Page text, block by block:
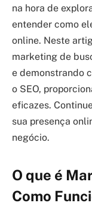
na hora de
entender como
online. Neste
marketing de
e demonstrando
o SEO,
eficazes.
sua presença
negócio.
O que é
Como